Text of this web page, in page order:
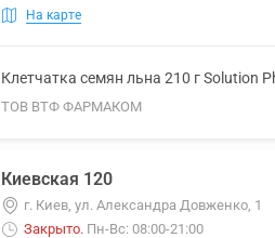
На карте
Клетчатка семян льна 210 г Solution
ТОВ ВТФ ФАРМАКОМ
Киевская 120
г. Киев, ул. Александра Довженко, 1
Закрыто. Пн-Вс: 08:00-21:00